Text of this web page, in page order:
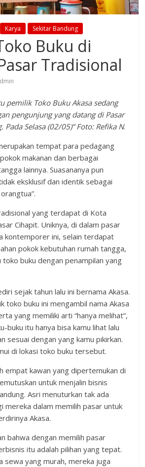
Karya Sekitar Bandung
Buku di
Tradisional
pemilik Toko Buku Akasa sedang
pengunjung yang datang di Pasar
Pada Selasa (02/05)” Foto: Refika N.
tempat para pedagang
makanan dan berbagai
lainnya. Suasananya pun
eksklusif dan identik sebagai
yang terdapat di Kota
Cihapit. Uniknya, di dalam pasar
kontemporer ini, selain terdapat
pokok kebutuhan rumah tangga,
buku dengan penampilan yang
sejak tahun lalu ini bernama Akasa.
toko buku ini mengambil nama Akasa
yang memiliki arti “hanya melihat”,
buku itu hanya bisa kamu lihat lalu
sesuai dengan yang kamu pikirkan.
di lokasi toko buku tersebut.
empat kawan yang dipertemukan di
untuk menjalin bisnis
Asri menuturkan tak ada
mereka dalam memilih pasar untuk
Akasa.
bahwa dengan memilih pasar
itu adalah pilihan yang tepat.
sewa yang murah, mereka juga